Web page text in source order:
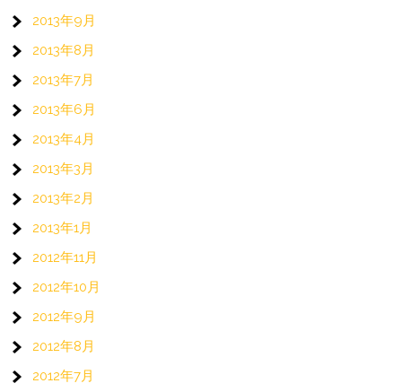
2013年9月
2013年8月
2013年7月
2013年6月
2013年4月
2013年3月
2013年2月
2013年1月
2012年11月
2012年10月
2012年9月
2012年8月
2012年7月